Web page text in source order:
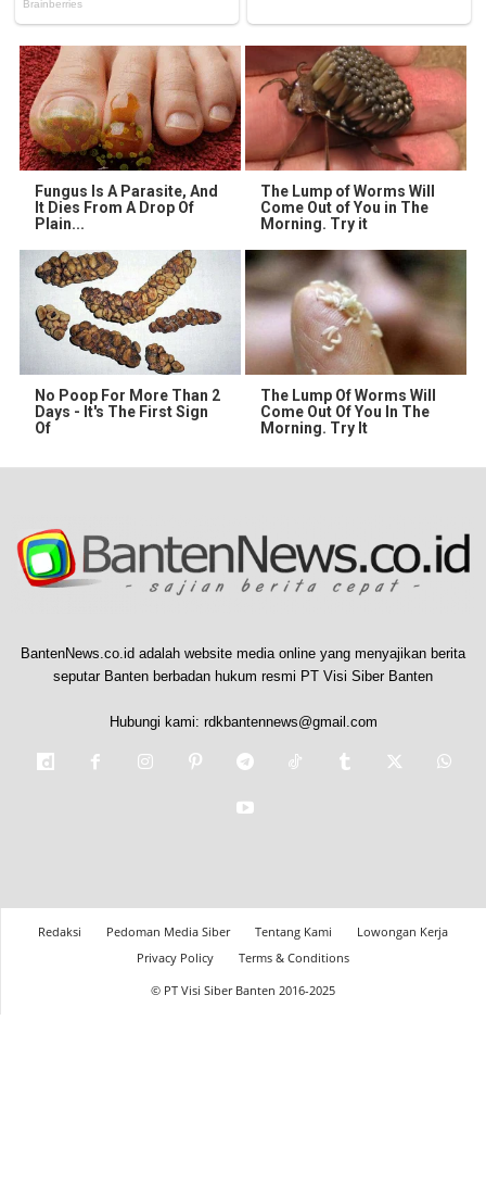
Fungus Is A Parasite, And
It Dies From A Drop Of
Plain...
The Lump of Worms Will
Come Out of You in The
Morning. Try it
No Poop For More Than 2
Days - It's The First Sign
Of
The Lump Of Worms Will
Come Out Of You In The
Morning. Try It
BantenNews.co.id adalah website media online yang menyajikan berita
seputar Banten berbadan hukum resmi PT Visi Siber Banten
Hubungi kami: rdkbantennews@gmail.com
Redaksi Pedoman Media Siber Tentang Kami
Lowongan Kerja
Privacy Policy
Terms & Conditions
© PT Visi Siber Banten 2016-2025